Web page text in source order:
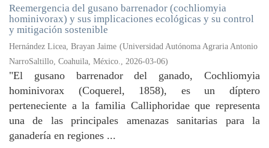
Reemergencia del gusano barrenador (cochliomyia
hominivorax) y sus implicaciones ecológicas y su control
y mitigación sostenible
Hernández Licea, Brayan Jaime (Universidad Autónoma Agraria Antonio
NarroSaltillo, Coahuila, México., 2026-03-06)
"El gusano barrenador del ganado, Cochliomyia
hominivorax (Coquerel, 1858), es un díptero
perteneciente a la familia Calliphoridae que representa
una de las principales amenazas sanitarias para la
ganadería en regiones ...